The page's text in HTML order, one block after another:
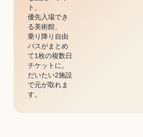
ト、
優先入場でき
る美術館、
乗り降り自由
バスがまとめ
て1枚の複数日
チケットに。
だいたい2施設
で元が取れま
す。